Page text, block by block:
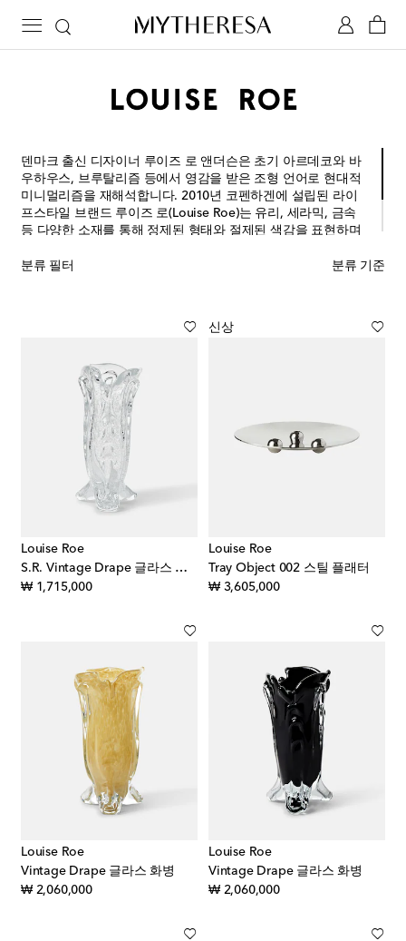
덴마크 출신 디자이너 루이즈 로 앤더슨은 초기 아르데코와 바
우하우스, 브루탈리즘 등에서 영감을 받은 조형 언어로 현대적
미니멀리즘을 재해석합니다. 2010년 코펜하겐에 설립된 라이
프스타일 브랜드 루이즈 로(Louise Roe)는 유리, 세라믹, 금속
등 다양한 소재를 통해 정제된 형태와 절제된 색감을 표현하며
적인 균형미를 지닌 브랜드의 디자인은 전통과 현대, 실용성과
분류 필터 분류 기준
Louise Roe
S.R. Vintage Drape 글라스 화병
₩ 1,715,000original price
신상
Louise Roe
Tray Object 002 스틸 플래터
₩ 3,605,000original price
Louise Roe
Vintage Drape 글라스 화병
₩ 2,060,000original price
Louise Roe
Vintage Drape 글라스 화병
₩ 2,060,000original price